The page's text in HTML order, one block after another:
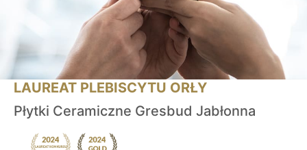
LAUREAT PLEBISCYTU ORŁY
Płytki Ceramiczne Gresbud Jabłonna